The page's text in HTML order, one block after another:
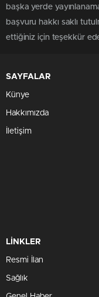
başka yerde
başvuru hakkı saklı
ettiğiniz için teşekkür
SAYFALAR
Künye
Hakkımızda
İletişim
LİNKLER
Resmi İlan
Sağlık